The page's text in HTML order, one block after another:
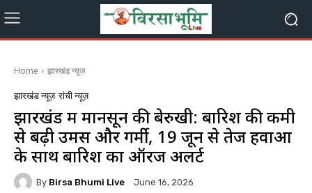
Home झारखंड न्यूज़
झारखंड न्यूज़ रांची न्यूज़
झारखंड में मानसून की बेरुखी: बारिश की कमी
से बढ़ी उमस और गर्मी, 19 जून से तेज हवाओं
के साथ बारिश का ऑरेंज अलर्ट
By Birsa Bhumi Live June 16, 2026